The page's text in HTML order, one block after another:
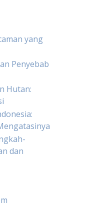
yang
Penyebab
Hutan:
dan